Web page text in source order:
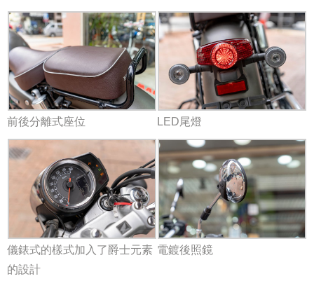
前後分離式座位 LED尾燈
儀錶式的樣式加入了爵士元素
的設計
電鍍後照鏡